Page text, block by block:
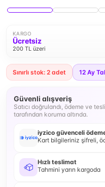
KARGO
Ücretsiz
200 TL üzeri
Sınırlı stok: 2 adet 12 Ay
Güvenli alışveriş
Satıcı doğrulandı, ödeme ve
tarafından koruma altında.
iyzico güvenceli
Kart bilgileriniz şifreli,
Hızlı teslimat
Tahmini yarın kargoda